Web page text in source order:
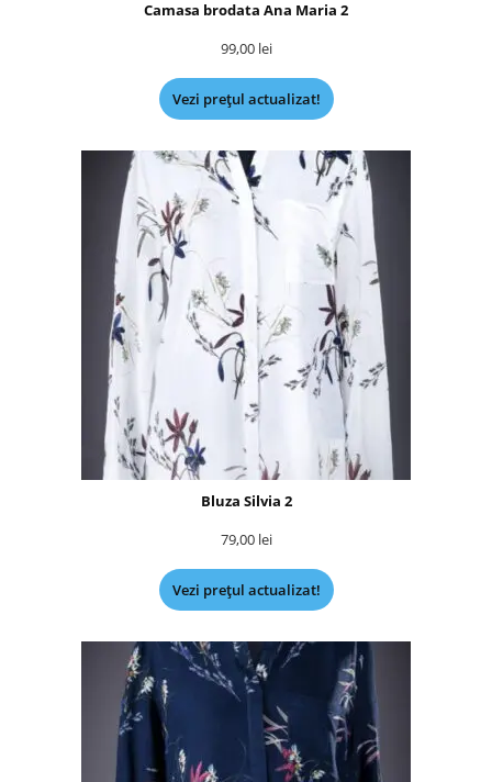
Camasa brodata Ana Maria 2
99,00 lei
Vezi prețul actualizat!
Bluza Silvia 2
79,00 lei
Vezi prețul actualizat!